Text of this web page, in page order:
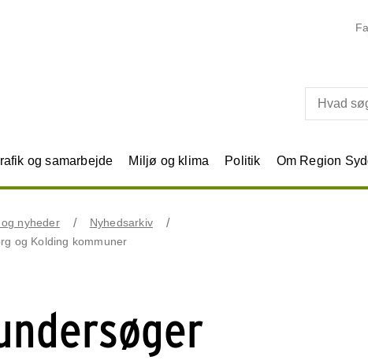
og samarbejde Miljø og klima Politik Om Region
nyheder
Nyhedsarkiv
og Kolding kommuner